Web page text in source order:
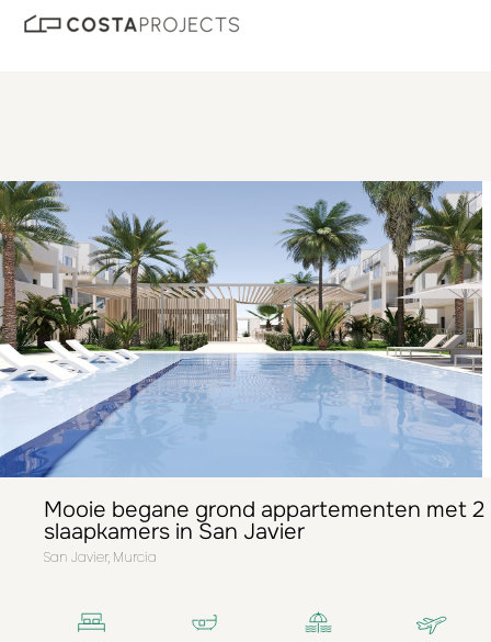
Mooie begane grond appartementen met 2
slaapkamers in San Javier
San Javier, Murcia